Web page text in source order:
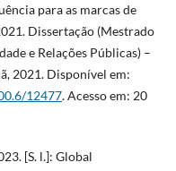
para as marcas de
Dissertação (Mestrado
e Relações Públicas) –
2021. Disponível em:
12477. Acesso em: 20
[S. l.]: Global